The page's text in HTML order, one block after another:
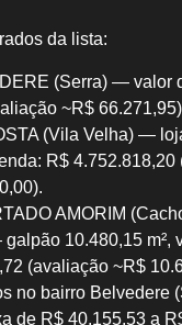
da lista:
(Serra) — valor
~R$
(Vila Velha) —
R$
AMORIM
10.480,15 m²,
(avaliação ~R$
no bairro Belvedere
de R$ 40.155,53 a